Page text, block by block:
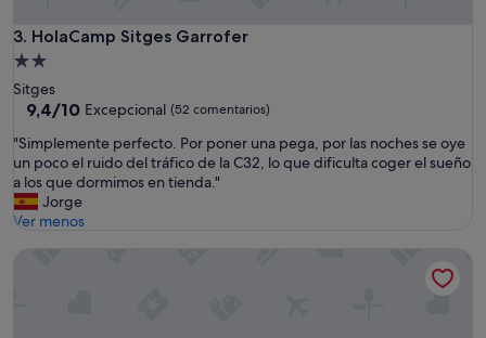
3. HolaCamp Sitges Garrofer
HolaCamp Sitges Garrofer
Alojamiento
de
2.0 estrellas
Sitges
9.4
10,
Excepcional,
(52 comentarios)
9,4/10 Excepcional (52 comentarios)
"
S
i
m
p
"Simplemente perfecto. Por poner una pega, por las noches se oye
un poco el ruido del tráfico de la C32, lo que dificulta coger el sueño
a los que dormimos en tienda."
Jorge
Ver menos